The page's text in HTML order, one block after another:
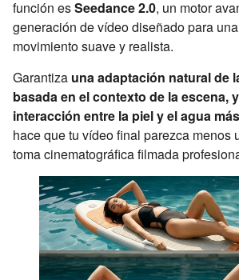
función esSeedance 2.0, un motor
generación de vídeo diseñado para
movimiento suave y realista.
Garantiza una adaptación natural de
basada en el contexto de la escena,
interacción entre la piel y el agua
hace que tu vídeo final parezca menos
toma cinematográfica filmada